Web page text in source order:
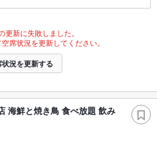
更新に失敗しました。
席状況を更新してください。
状況を更新する
海鮮と焼き鳥 食べ放題 飲み